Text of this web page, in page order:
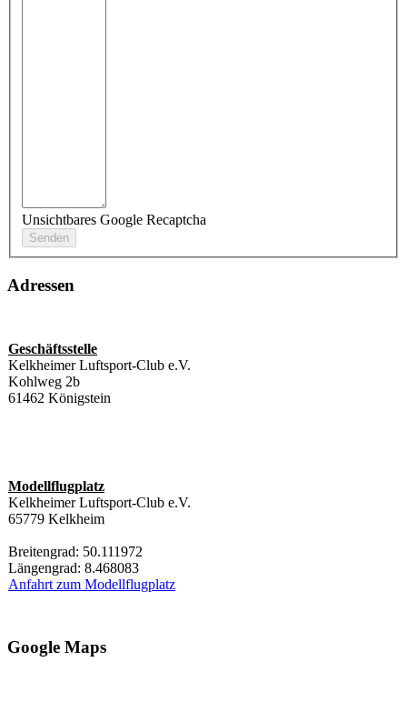
Unsichtbares Google Recaptcha
Adressen
Geschäftsstelle
Kelkheimer Luftsport-Club e.V.
Kohlweg 2b
61462 Königstein
Modellflugplatz
Kelkheimer Luftsport-Club e.V.
65779 Kelkheim
Breitengrad: 50.111972
Längengrad: 8.468083
Anfahrt zum Modellflugplatz
Google Maps